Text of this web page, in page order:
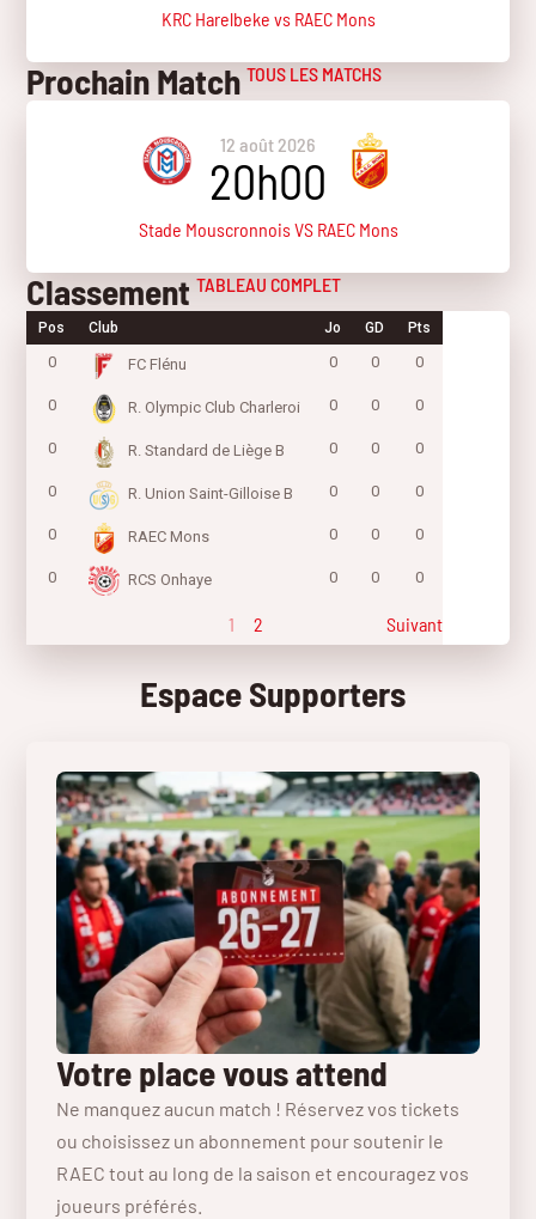
KRC Harelbeke vs RAEC Mons
Prochain Match TOUS LES MATCHS
12 août 2026
20h00
Stade Mouscronnois VS RAEC Mons
Classement TABLEAU COMPLET
Pos Club Jo GD Pts
0 FC Flénu 0 0 0
0 R. Olympic Club Charleroi 0 0 0
0 R. Standard de Liège B 0 0 0
0 R. Union Saint-Gilloise B 0 0 0
0 RAEC Mons 0 0 0
0 RCS Onhaye 0 0 0
1 2 Suivant
Espace Supporters
Votre place vous attend
Ne manquez aucun match ! Réservez vos tickets
ou choisissez un abonnement pour soutenir le
RAEC tout au long de la saison et encouragez vos
joueurs préférés.